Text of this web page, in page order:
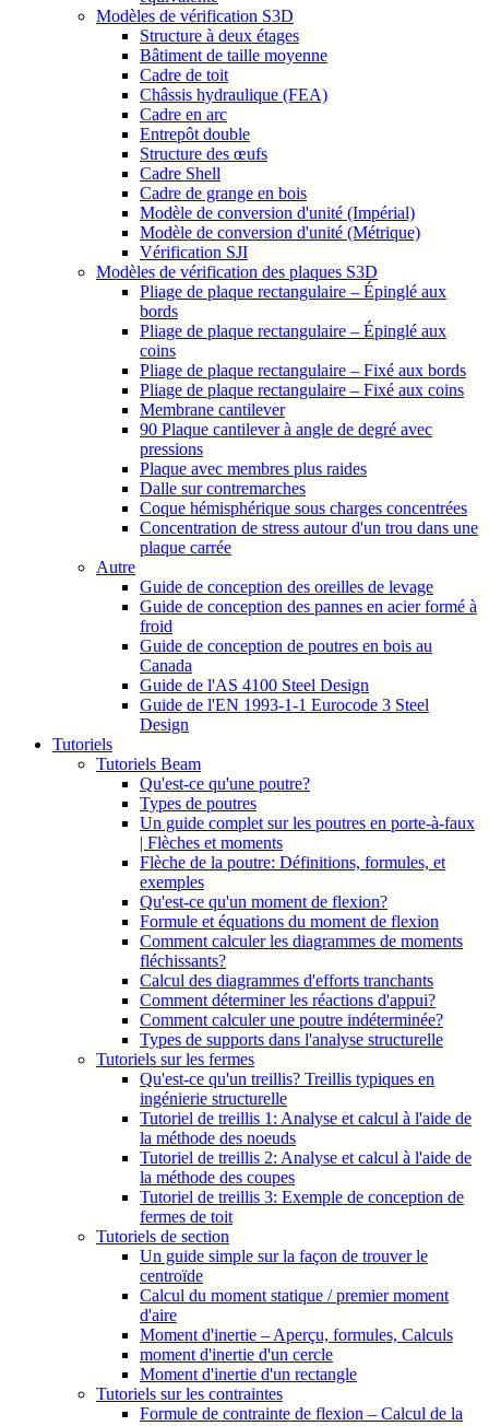
Modèles de vérification S3D
Structure à deux étages
Bâtiment de taille moyenne
Cadre de toit
Châssis hydraulique (FEA)
Cadre en arc
Entrepôt double
Structure des œufs
Cadre Shell
Cadre de grange en bois
Modèle de conversion d'unité (Impérial)
Modèle de conversion d'unité (Métrique)
Vérification SJI
Modèles de vérification des plaques S3D
Pliage de plaque rectangulaire – Épinglé aux
bords
Pliage de plaque rectangulaire – Épinglé aux
coins
Pliage de plaque rectangulaire – Fixé aux bords
Pliage de plaque rectangulaire – Fixé aux coins
Membrane cantilever
90 Plaque cantilever à angle de degré avec
pressions
Plaque avec membres plus raides
Dalle sur contremarches
Coque hémisphérique sous charges concentrées
Concentration de stress autour d'un trou dans une
plaque carrée
Autre
Guide de conception des oreilles de levage
Guide de conception des pannes en acier formé à
froid
Guide de conception de poutres en bois au
Canada
Guide de l'AS 4100 Steel Design
Guide de l'EN 1993-1-1 Eurocode 3 Steel
Design
Tutoriels
Tutoriels Beam
Qu'est-ce qu'une poutre?
Types de poutres
Un guide complet sur les poutres en porte-à-faux
| Flèches et moments
Flèche de la poutre: Définitions, formules, et
exemples
Qu'est-ce qu'un moment de flexion?
Formule et équations du moment de flexion
Comment calculer les diagrammes de moments
fléchissants?
Calcul des diagrammes d'efforts tranchants
Comment déterminer les réactions d'appui?
Comment calculer une poutre indéterminée?
Types de supports dans l'analyse structurelle
Tutoriels sur les fermes
Qu'est-ce qu'un treillis? Treillis typiques en
ingénierie structurelle
Tutoriel de treillis 1: Analyse et calcul à l'aide de
la méthode des noeuds
Tutoriel de treillis 2: Analyse et calcul à l'aide de
la méthode des coupes
Tutoriel de treillis 3: Exemple de conception de
fermes de toit
Tutoriels de section
Un guide simple sur la façon de trouver le
centroïde
Calcul du moment statique / premier moment
d'aire
Moment d'inertie – Aperçu, formules, Calculs
moment d'inertie d'un cercle
Moment d'inertie d'un rectangle
Tutoriels sur les contraintes
Formule de contrainte de flexion – Calcul de la